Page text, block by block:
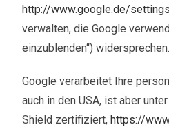
http://www.google.de/
verwalten, die Google
einzublenden“) widersprechen.
Google verarbeitet Ihre
auch in den USA, ist aber
Shield zertifiziert,https://